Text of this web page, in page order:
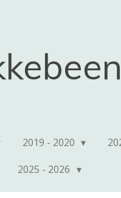
2019 - 2020
2025 - 2026